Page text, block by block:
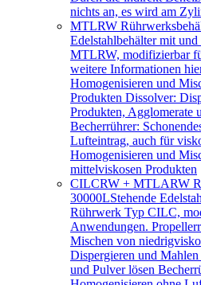
nichts an, es wird am
MTLRW
Edelstahlbehälter mit
MTLRW, modifizierbar
weitere Informationen
Homogenisieren und
Produkten Dissolver:
Produkten, Agglomerate
Becherrührer:
Lufteintrag, auch für
Homogenisieren und
mittelviskosen Produkten
CILCRW + MTLARW
30000LStehende
Rührwerk Typ CILC,
Anwendungen.
Mischen von
Dispergieren und
und Pulver lösen